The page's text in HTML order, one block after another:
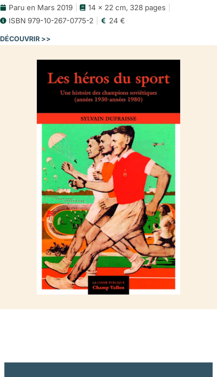
Paru en Mars 2019
14 x 22 cm, 328 pages
ISBN 979-10-267-0775-2
24 €
DÉCOUVRIR >>